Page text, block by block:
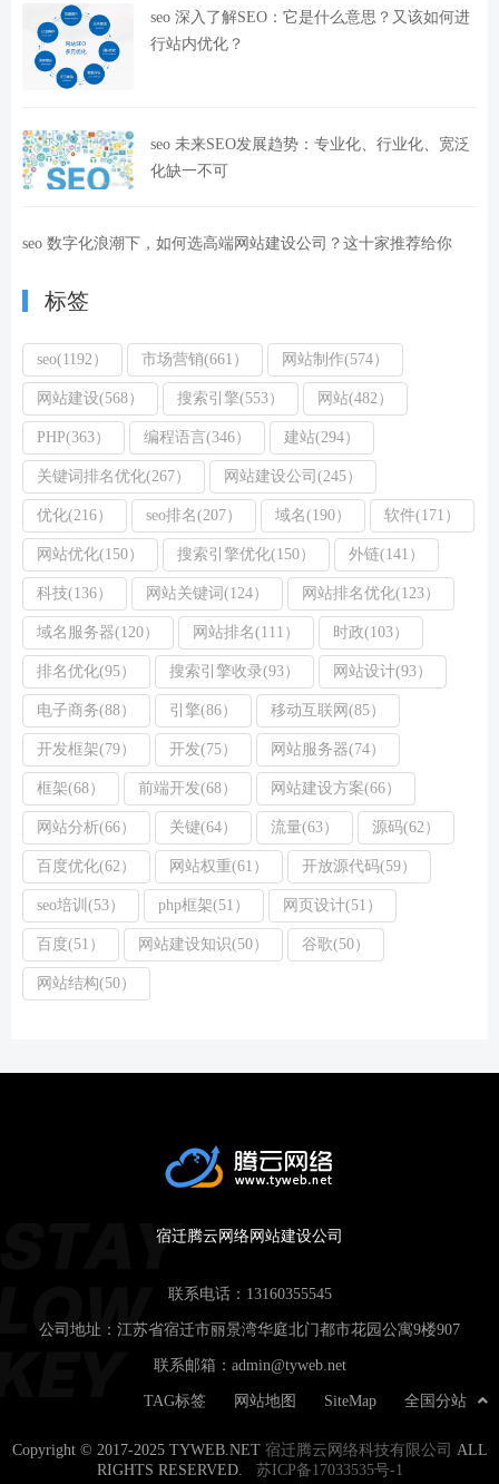
seo 深入了解SEO：它是什么意思？又该如何进
行站内优化？
seo 未来SEO发展趋势：专业化、行业化、宽泛
化缺一不可
seo 数字化浪潮下，如何选高端网站建设公司？这十家推荐给你
标签
seo(1192） 市场营销(661） 网站制作(574）
网站建设(568） 搜索引擎(553） 网站(482）
PHP(363） 编程语言(346） 建站(294）
关键词排名优化(267） 网站建设公司(245）
优化(216） seo排名(207） 域名(190） 软件(171）
网站优化(150） 搜索引擎优化(150） 外链(141）
科技(136） 网站关键词(124） 网站排名优化(123）
域名服务器(120） 网站排名(111） 时政(103）
排名优化(95） 搜索引擎收录(93） 网站设计(93）
电子商务(88） 引擎(86） 移动互联网(85）
开发框架(79） 开发(75） 网站服务器(74）
框架(68） 前端开发(68） 网站建设方案(66）
网站分析(66） 关键(64） 流量(63） 源码(62）
百度优化(62） 网站权重(61） 开放源代码(59）
seo培训(53） php框架(51） 网页设计(51）
百度(51） 网站建设知识(50） 谷歌(50）
网站结构(50）
宿迁腾云网络网站建设公司
联系电话： 13160355545
公司地址：江苏省宿迁市丽景湾华庭北门都市花园公寓9楼907
联系邮箱： admin@tyweb.net
全国分站
SiteMap
网站地图
TAG标签
Copyright © 2017-2025 TYWEB.NET 宿迁腾云网络科技有限公司
ALL
RIGHTS RESERVED. 苏ICP备17033535号-1